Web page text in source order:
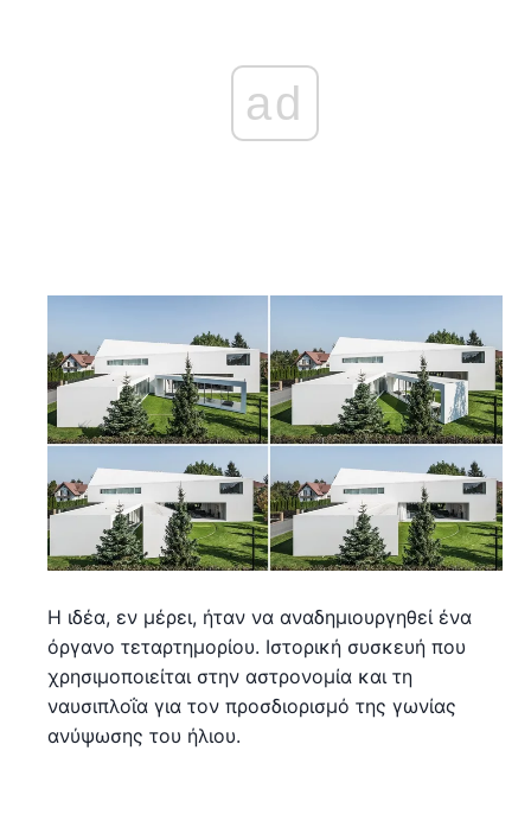
ad
Η ιδέα, εν μέρει, ήταν να αναδημιουργηθεί ένα
όργανο τεταρτημορίου. Ιστορική συσκευή που
χρησιμοποιείται στην αστρονομία και τη
ναυσιπλοΐα για τον προσδιορισμό της γωνίας
ανύψωσης του ήλιου.